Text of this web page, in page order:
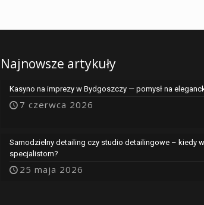
Najnowsze artykuły
Kasyno na imprezy w Bydgoszczy — pomysł na
7 czerwca 2026
Samodzielny detailing czy studio detailingowe – kiedy
specjalistom?
25 maja 2026